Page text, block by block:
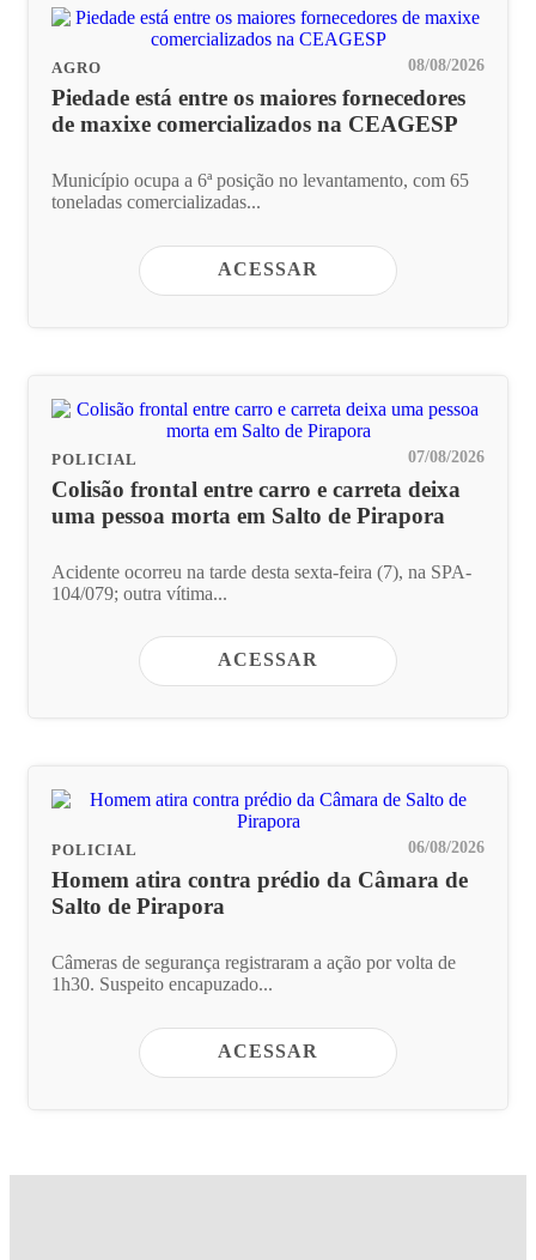
AGRO 08/08/2026
Piedade está entre os maiores fornecedores
de maxixe comercializados na CEAGESP
Município ocupa a 6ª posição no levantamento, com 65
toneladas comercializadas...
ACESSAR
POLICIAL 07/08/2026
Colisão frontal entre carro e carreta deixa
uma pessoa morta em Salto de Pirapora
Acidente ocorreu na tarde desta sexta-feira (7), na SPA-
104/079; outra vítima...
ACESSAR
POLICIAL 06/08/2026
Homem atira contra prédio da Câmara de
Salto de Pirapora
Câmeras de segurança registraram a ação por volta de
1h30. Suspeito encapuzado...
ACESSAR